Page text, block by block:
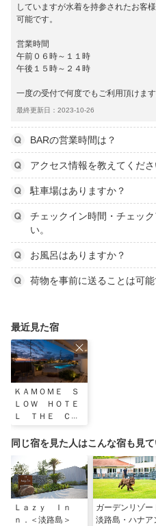
していますが水着を持参されたお客
可能です。
営業時間
午前０６時～１１時
午後１５時～２４時
一度の受付で何度でもご利用頂けます
最終更新日：2023-10-26
BARの営業時間は？
アクセス情報を教えてくださ
駐車場はありますか？
チェックイン時間・チェッ
い。
お風呂はありますか？
荷物を事前に送ることは可能
最近見た宿
ＫＡＭＯＭＥ Ｓ
ＬＯＷ ＨＯＴＥ
Ｌ ＴＨＥ ＣＯ
島＞
同じ宿を見た人はこんな宿も見
Ｌａｚｙ Ｉｎ
ｎ．＜淡路島＞
ガーデンリゾー
淡路島・ハナア